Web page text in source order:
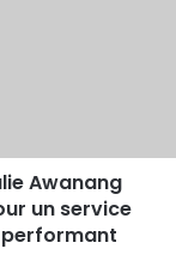
Awanang
un service